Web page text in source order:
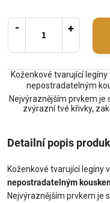
Koženkové tvarující
nepostradatelným
Nejvýraznějším prvkem je
zvýrazní tvé křivky,
Detailní popis
Koženkové tvarující legíny
nepostradatelným
Nejvýraznějším prvkem je